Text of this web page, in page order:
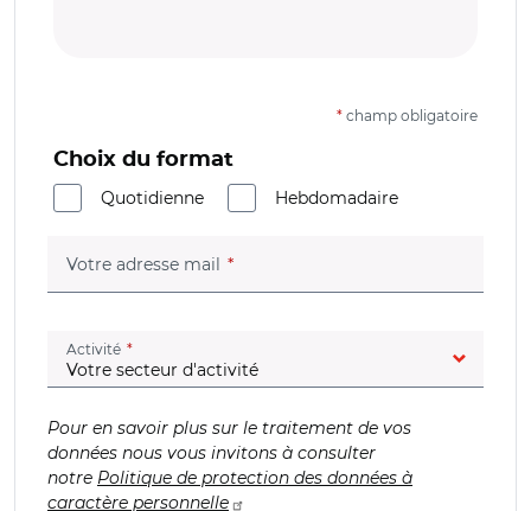
* champ obligatoire
Choix du format
Quotidienne
Hebdomadaire
Votre adresse mail (champ obligatoire)
Activité (champ obligatoire)
Pour en savoir plus sur le traitement de vos
données nous vous invitons à consulter
notre Politique de protection des données à
caractère personnelle